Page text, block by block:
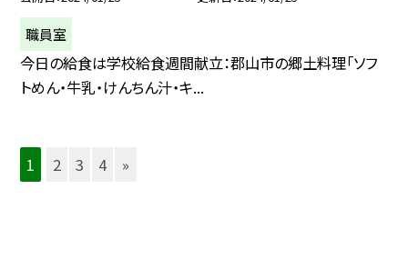
職員室
今日の給食は学校給食週間献立：郡山市の郷土料理「ソフ
トめん・牛乳・けんちん汁・キ...
1 2 3 4 »